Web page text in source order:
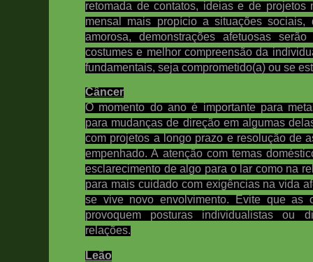
retomada de contatos, ideias e de projetos
mensal mais propício a situações
amorosa, demonstrações afetuosas
costumes e melhor compreensão da
fundamentais, seja comprometido(a) ou se
Câncer
O momento do ano é importante para
para mudanças de direção em algumas
com projetos a longo prazo e resolução de
empenhado. A atenção com temas
esclarecimento de algo para o lar como na
para mais cuidado com exigências na vida
se vive novo envolvimento.Evite que as
provoquem posturas individualistas ou
relações.
Leão